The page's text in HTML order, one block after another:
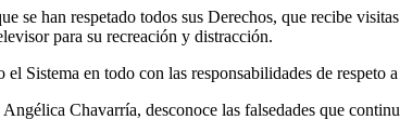
se han respetado todos sus Derechos, que recibe
para su recreación y distracción.
Sistema en todo con las responsabilidades de respeto
Chavarría, desconoce las falsedades que